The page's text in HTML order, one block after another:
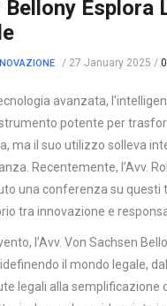
Bellony Esplora
/ 27 January 2025 /
avanzata,
potente per
ma il suo utilizzo solleva
Recentemente, l’Avv.
una conferenza su questi
tra innovazione e
l’Avv. Von Sachsen
il mondo legale,
legali alla semplificazione